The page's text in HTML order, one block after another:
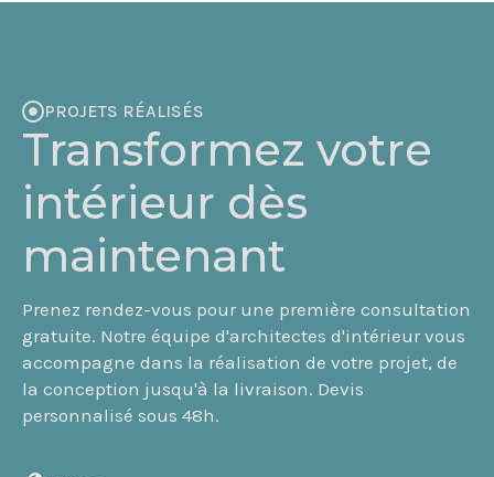
PROJETS RÉALISÉS
Transformez votre
intérieur dès
maintenant
Prenez rendez-vous pour une première consultation
gratuite. Notre équipe d'architectes d'intérieur vous
accompagne dans la réalisation de votre projet, de
la conception jusqu'à la livraison. Devis
personnalisé sous 48h.